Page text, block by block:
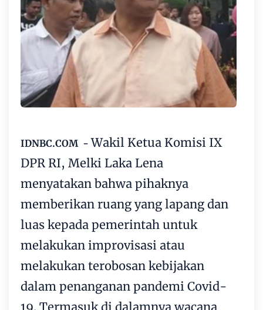
IDNBC.COM - Wakil Ketua Komisi IX
DPR RI, Melki Laka Lena
menyatakan bahwa pihaknya
memberikan ruang yang lapang dan
luas kepada pemerintah untuk
melakukan improvisasi atau
melakukan terobosan kebijakan
dalam penanganan pandemi Covid-
19. Termasuk di dalamnya wacana